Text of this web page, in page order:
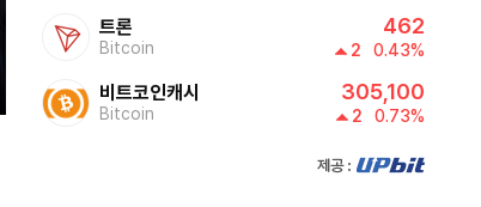
투데이 업&다운 mini
아시아의영성
트론
Bitcoin
462
2 0.43%
비트코인캐시
Bitcoin
305,100
2 0.73%
제공:UPbit